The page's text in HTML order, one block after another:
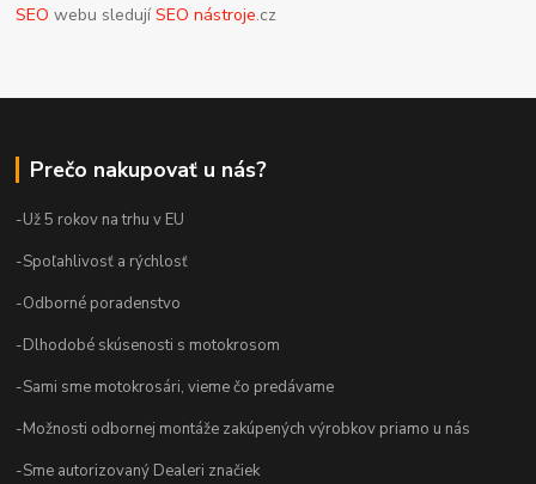
SEO webu sledujíSEO nástroje.cz
Prečo nakupovať u nás?
-Už 5 rokov na trhu v EU
-Spoľahlivosť a rýchlosť
-Odborné poradenstvo
-Dlhodobé skúsenosti s motokrosom
-Sami sme motokrosári, vieme čo predávame
-Možnosti odbornej montáže zakúpených výrobkov priamo u nás
-Sme autorizovaný Dealeri značiek